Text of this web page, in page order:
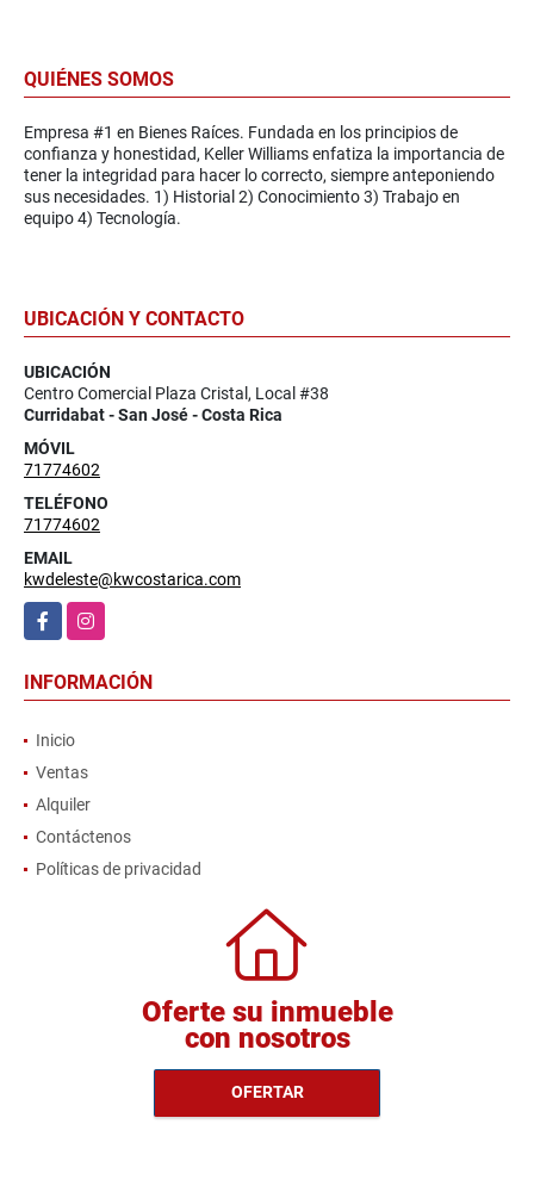
QUIÉNES SOMOS
Empresa #1 en Bienes Raíces. Fundada en los principios de
confianza y honestidad, Keller Williams enfatiza la importancia de
tener la integridad para hacer lo correcto, siempre anteponiendo
sus necesidades. 1) Historial 2) Conocimiento 3) Trabajo en
equipo 4) Tecnología.
UBICACIÓN Y CONTACTO
UBICACIÓN
Centro Comercial Plaza Cristal, Local #38
Curridabat - San José - Costa Rica
MÓVIL
71774602
TELÉFONO
71774602
EMAIL
kwdeleste@kwcostarica.com
FacebookInstagram
INFORMACIÓN
Inicio
Ventas
Alquiler
Contáctenos
Políticas de privacidad
Oferte su inmueble
con nosotros
OFERTAR